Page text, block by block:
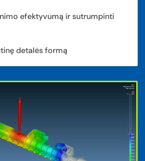
efektyvumą ir sutrumpinti
detalės formą